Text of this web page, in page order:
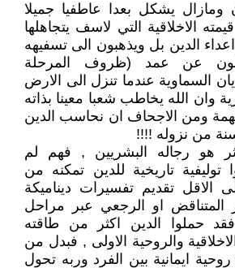
ومازال يشكل بعدا عاطفيا جميلا
الاخلاقية التي لاسف يتجاهلها
الدين بل ويذهبون الى تسفيهه
عن عمد (ظروف المرحلة
السماوية عندما تنزل الى الارض
وان الله يخاطب شعبا معينا بذاته
ومن الاجحاف ان نحاسب الدين
هو رجاله البشريين , فهم لم
توليفية تاريخية للدين تمكنه من
تقديم تفسيرات ديناميكة
المتناقض او الرجعي عبر مراحل
فقد حملوا الدين اكثر من طاقته
والروحية الاولى , فبدل من
ايمانية بين الفرد وربه تحول